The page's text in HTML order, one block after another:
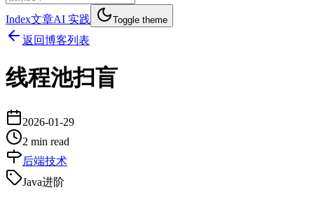
Index文章AI 实践 Toggle theme
返回博客列表
线程池扫盲
2026-01-29
2 min read
后端技术
Java进阶